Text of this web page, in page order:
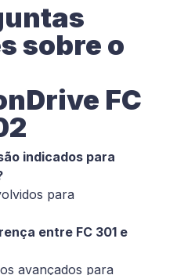
sobre o
FC
indicados para
para
entre FC 301 e
avançados para